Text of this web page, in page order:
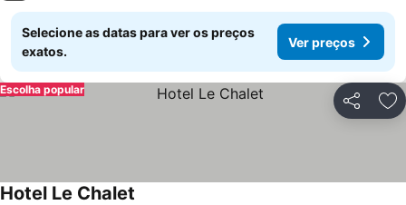
Selecione as datas para ver os preços
exatos.
Ver preços
Partilhar
Escolha popular
Hotel Le Chalet